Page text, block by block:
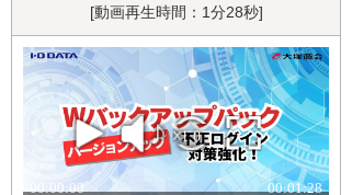
[動画再生時間：1分28秒]